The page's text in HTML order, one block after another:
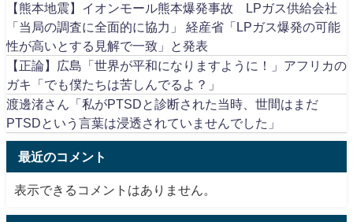
【熊本地震】イオンモール熊本爆発事故 LPガス供給会社
「当局の調査に全面的に協力」 経産省「LPガス爆発の可能
性が高いとする見解で一致」と発表
【正論】広島「世界が平和になりますように！」アフリカの
ガキ「でも僕たちは苦しんでるよ？」
渡邊渚さん「私がPTSDと診断された当時、世間はまだ
PTSDという言葉は浸透されていませんでした」
最近のコメント
表示できるコメントはありません。